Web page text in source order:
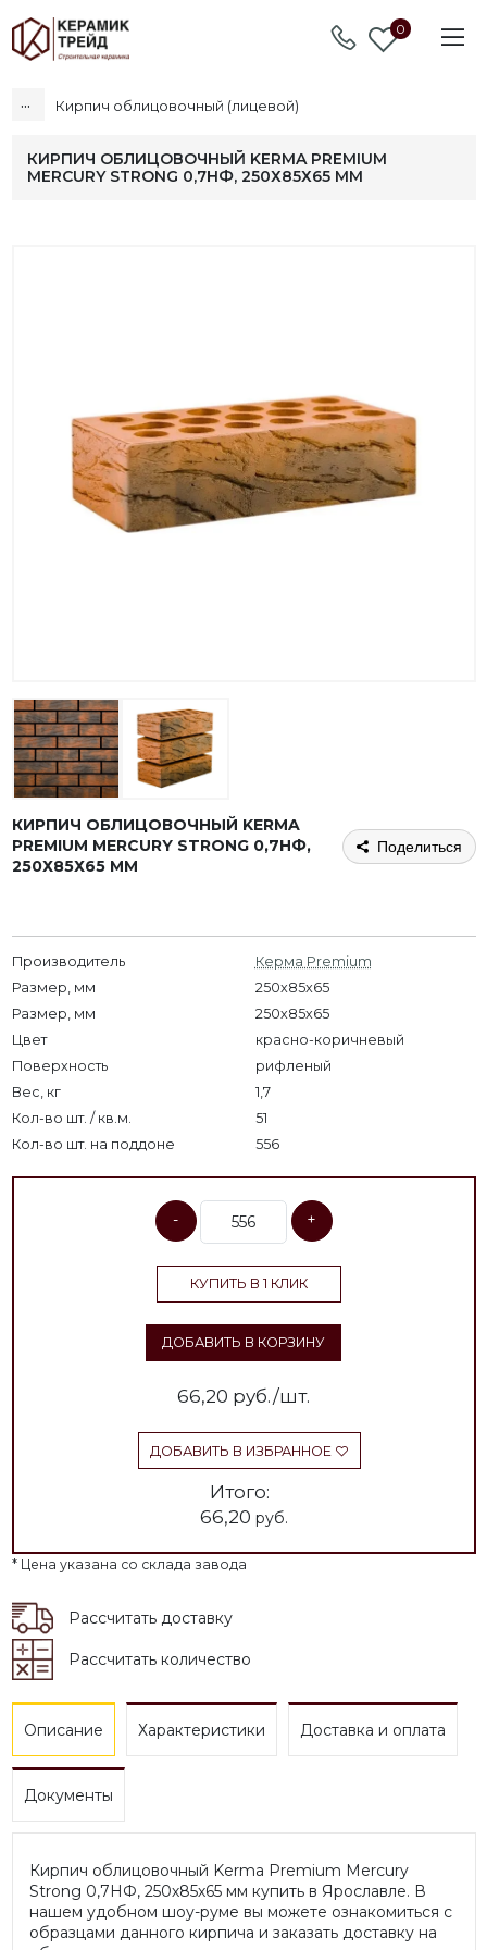
0
... Кирпич облицовочный (лицевой)
КИРПИЧ ОБЛИЦОВОЧНЫЙ KERMA PREMIUM
MERCURY STRONG 0,7НФ, 250Х85Х65 ММ
КИРПИЧ ОБЛИЦОВОЧНЫЙ KERMA
PREMIUM MERCURY STRONG 0,7НФ,
250Х85Х65 ММ
Поделиться
Производитель
Керма Premium
Размер, мм
250x85x65
Размер, мм
250х85х65
Цвет
красно-коричневый
Поверхность
рифленый
Вес, кг
1,7
Кол-во шт. / кв.м.
51
Кол-во шт. на поддоне
556
- +
КУПИТЬ В 1 КЛИК
ДОБАВИТЬ В КОРЗИНУ
66,20 руб./шт.
ДОБАВИТЬ В ИЗБРАННОЕ
Итого:
66,20 руб.
* Цена указана со склада завода
Рассчитать доставку
Рассчитать количество
Описание Характеристики Доставка и оплата
Документы
Кирпич облицовочный Kerma Premium Mercury
Strong 0,7НФ, 250х85х65 мм купить в Ярославле. В
нашем удобном шоу-руме вы можете ознакомиться с
образцами данного кирпича и заказать доставку на